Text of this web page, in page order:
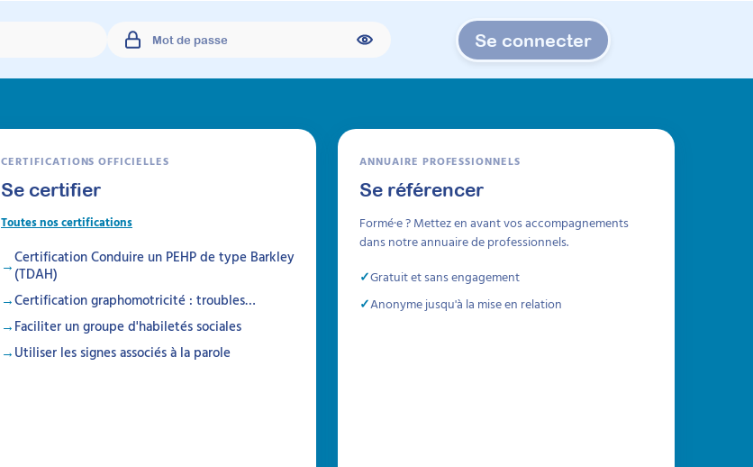
Se connecter
CERTIFICATIONS OFFICIELLES
Se certifier
Toutes nos certifications
Certification Conduire un PEHP de type Barkley
(TDAH)
Certification graphomotricité : troubles…
Faciliter un groupe d'habiletés sociales
Utiliser les signes associés à la parole
ANNUAIRE PROFESSIONNELS
Se référencer
Formé·e ? Mettez en avant vos accompagnements
dans notre annuaire de professionnels.
Gratuit et sans engagement
Anonyme jusqu'à la mise en relation